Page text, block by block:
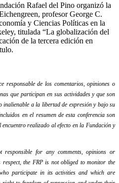
Rafael del Pino organizó la
profesor George C.
y Ciencias Políticas en la
titulada “La globalización del
de la tercera edición en
responsable de los comentarios, opiniones o
que participan en sus actividades y que son
inalienable a la libertad de expresión y bajo su
en el resumen de esta conferencia son
realizado al efecto en la Fundación y
for any comments, opinions or
the FRP is not obliged to monitor the
participate in its activities and which are